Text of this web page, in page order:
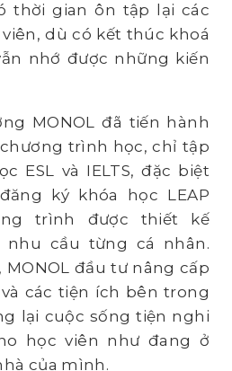
thời gian ôn tập lại các
dù có kết thúc khoá
nhớ được những kiến
MONOL đã tiến hành
trình học, chỉ tập
ESL và IELTS, đặc biệt
ký khóa học LEAP
trình được thiết kế
nhu cầu từng cá nhân.
MONOL đầu tư nâng cấp
các tiện ích bên trong
lại cuộc sống tiện nghi
học viên như đang ở
của mình.